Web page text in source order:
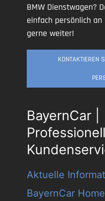
BMW Dienstwagen?
einfach persönlich
gerne weiter!
KONTAKTIEREN
BayernCar |
Aktuelle
BayernCar